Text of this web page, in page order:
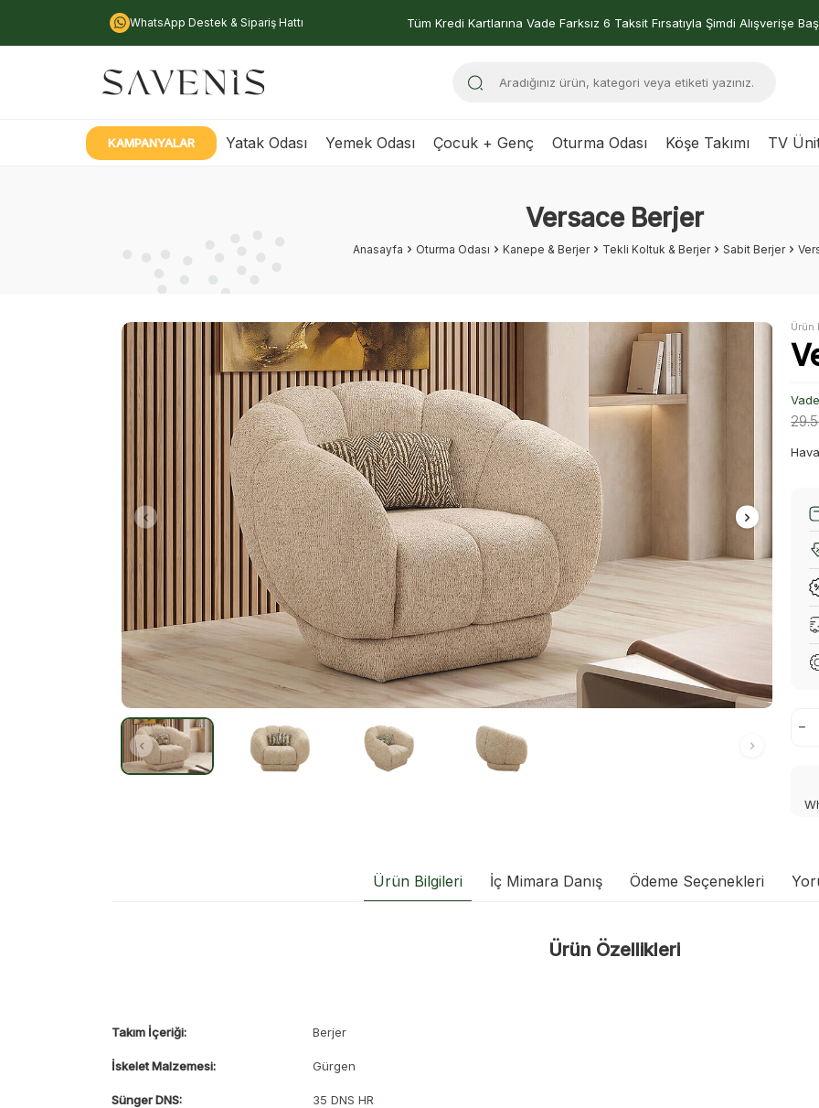
WhatsApp Destek & Sipariş Hattı Tüm Kredi Kartlarına Vade Farksız 6 Taksit Fırsatıyla Şimdi Alışverişe
KAMPANYALAR Yatak Odası Yemek Odası Çocuk + Genç Oturma Odası Köşe Takımı TV
Versace Berjer
Anasayfa Oturma Odası Kanepe & Berjer Tekli Koltuk & Berjer Sabit Berjer
Ürün
Ürün Bilgileri İç Mimara Danış Ödeme Seçenekleri
Ürün Özellikleri
Takım İçeriği: Berjer
İskelet Malzemesi: Gürgen
Sünger DNS: 35 DNS HR